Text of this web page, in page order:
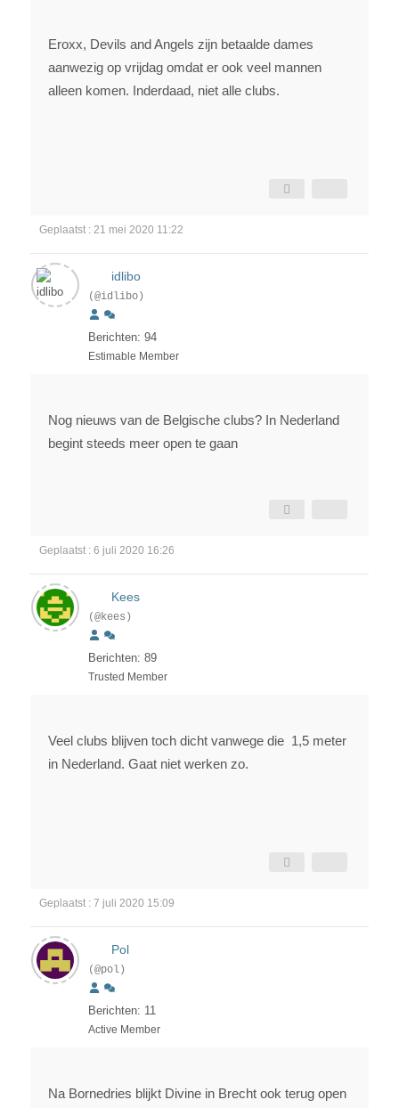
Eroxx, Devils and Angels zijn betaalde dames
aanwezig op vrijdag omdat er ook veel mannen
alleen komen. Inderdaad, niet alle clubs.
Geplaatst : 21 mei 2020 11:22
idlibo
(@idlibo)
Berichten: 94
Estimable Member
Nog nieuws van de Belgische clubs? In Nederland
begint steeds meer open te gaan
Geplaatst : 6 juli 2020 16:26
Kees
(@kees)
Berichten: 89
Trusted Member
Veel clubs blijven toch dicht vanwege die 1,5 meter
in Nederland. Gaat niet werken zo.
Geplaatst : 7 juli 2020 15:09
Pol
(@pol)
Berichten: 11
Active Member
Na Bornedries blijkt Divine in Brecht ook terug open